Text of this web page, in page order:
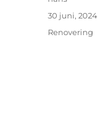
Publicerat
30 juni, 2024
Kategorier
Renovering